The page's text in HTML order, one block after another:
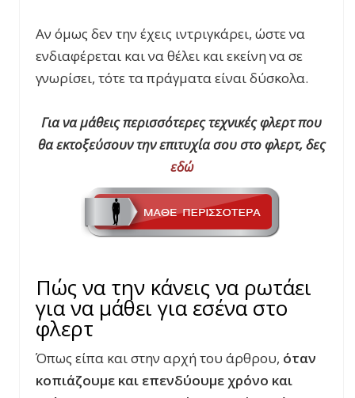
Αν όμως δεν την έχεις ιντριγκάρει, ώστε να
ενδιαφέρεται και να θέλει και εκείνη να σε
γνωρίσει, τότε τα πράγματα είναι δύσκολα.
Για να μάθεις περισσότερες τεχνικές φλερτ που
θα εκτοξεύσουν την επιτυχία σου στο φλερτ, δες
εδώ
Πώς να την κάνεις να ρωτάει
για να μάθει για εσένα στο
φλερτ
Όπως είπα και στην αρχή του άρθρου, όταν
κοπιάζουμε και επενδύουμε χρόνο και